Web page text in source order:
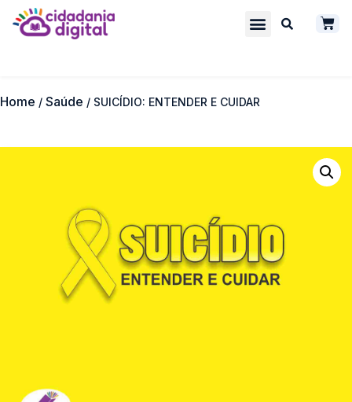
Home / Saúde / SUICÍDIO: ENTENDER E CUIDAR